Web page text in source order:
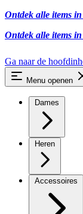
Ontdek alle items
Ontdek alle items
Ga naar de
Menu openen
Dames
Heren
Accessoires